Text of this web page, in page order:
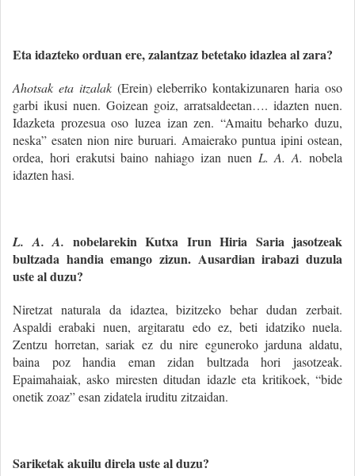
Eta idazteko orduan ere, zalantzaz betetako idazlea al zara?
Ahotsak eta itzalak (Erein) eleberriko kontakizunaren haria oso
garbi ikusi nuen. Goizean goiz, arratsaldeetan…. idazten nuen.
Idazketa prozesua oso luzea izan zen. “Amaitu beharko duzu,
neska” esaten nion nire buruari. Amaierako puntua ipini ostean,
ordea, hori erakutsi baino nahiago izan nuen L. A. A. nobela
idazten hasi.
L. A. A. nobelarekin Kutxa Irun Hiria Saria jasotzeak
bultzada handia emango zizun. Ausardian irabazi duzula
uste al duzu?
Niretzat naturala da idaztea, bizitzeko behar dudan zerbait.
Aspaldi erabaki nuen, argitaratu edo ez, beti idatziko nuela.
Zentzu horretan, sariak ez du nire eguneroko jarduna aldatu,
baina poz handia eman zidan bultzada hori jasotzeak.
Epaimahaiak, asko miresten ditudan idazle eta kritikoek, “bide
onetik zoaz” esan zidatela iruditu zitzaidan.
Sariketak akuilu direla uste al duzu?